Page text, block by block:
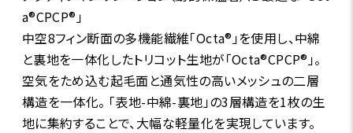
a®CPCP®」
中空8フィン断面の多機能繊維「Octa®」を使用し、中綿
と裏地を一体化したトリコット生地が「Octa®CPCP®」。
空気をため込む起毛面と通気性の高いメッシュの二層
構造を一体化。 「表地-中綿-裏地」の3層構造を1枚の生
地に集約することで、大幅な軽量化を実現しています。